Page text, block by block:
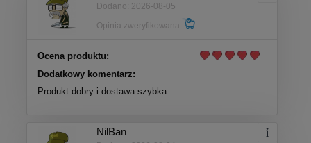
Dodano: 2026-08-05
Opinia zweryfikowana
Ocena produktu:
Dodatkowy komentarz:
Produkt dobry i dostawa szybka
NilBan